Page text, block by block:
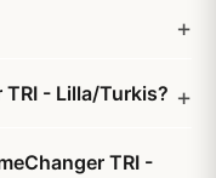
- Lilla/Turkis?
TRI -